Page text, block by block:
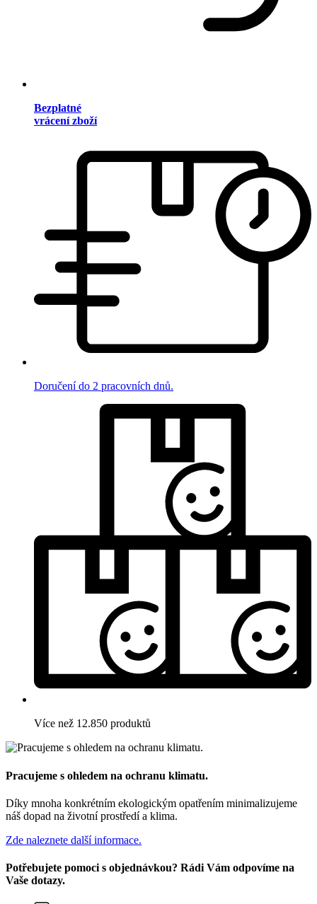
Bezplatné
vrácení zboží
Doručení do 2 pracovních dnů.
Více než 12.850 produktů
Pracujeme s ohledem na ochranu klimatu.
Díky mnoha konkrétním ekologickým opatřením minimalizujeme
náš dopad na životní prostředí a klima.
Zde naleznete další informace.
Potřebujete pomoci s objednávkou? Rádi Vám odpovíme na
Vaše dotazy.